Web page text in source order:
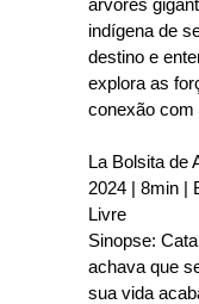
árvores
indígena de
destino e
explora as
conexão com
La Bolsita de
2024 | 8min |
Livre
Sinopse:
achava que
sua vida